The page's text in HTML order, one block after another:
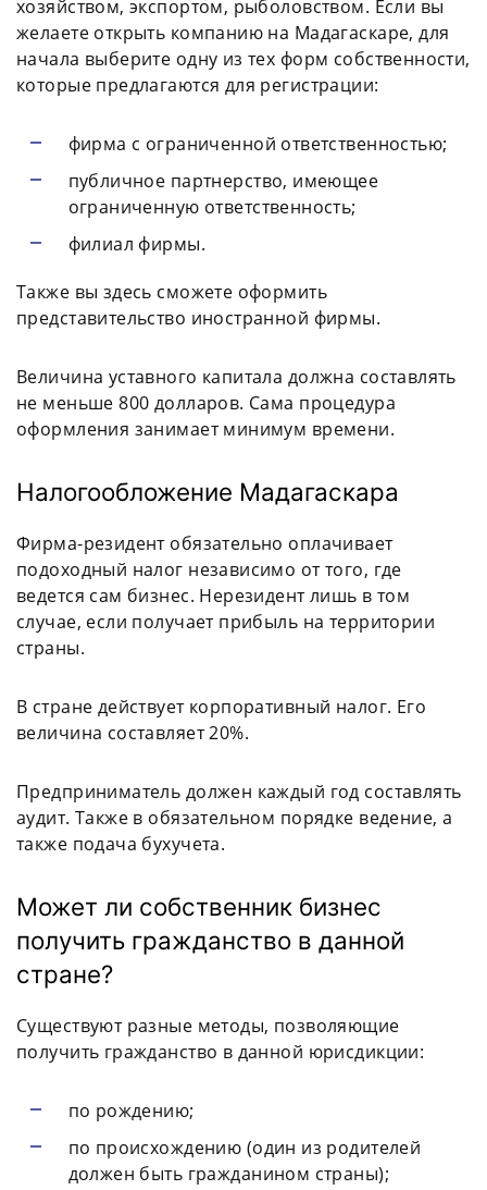
хозяйством, экспортом, рыболовством. Если вы
желаете открыть компанию на Мадагаскаре, для
начала выберите одну из тех форм собственности,
которые предлагаются для регистрации:
фирма с ограниченной ответственностью;
публичное партнерство, имеющее
ограниченную ответственность;
филиал фирмы.
Также вы здесь сможете оформить
представительство иностранной фирмы.
Величина уставного капитала должна составлять
не меньше 800 долларов. Сама процедура
оформления занимает минимум времени.
Налогообложение Мадагаскара
Фирма-резидент обязательно оплачивает
подоходный налог независимо от того, где
ведется сам бизнес. Нерезидент лишь в том
случае, если получает прибыль на территории
страны.
В стране действует корпоративный налог. Его
величина составляет 20%.
Предприниматель должен каждый год составлять
аудит. Также в обязательном порядке ведение, а
также подача бухучета.
Может ли собственник бизнес
получить гражданство в данной
стране?
Существуют разные методы, позволяющие
получить гражданство в данной юрисдикции:
по рождению;
по происхождению (один из родителей
должен быть гражданином страны);